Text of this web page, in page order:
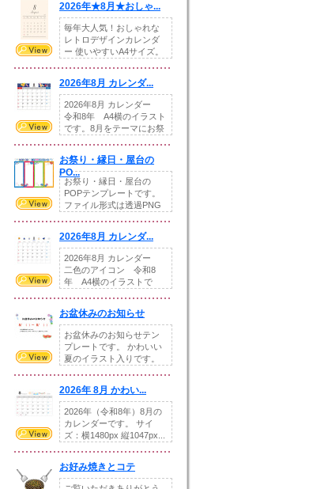
2026年★8月★おしゃ...
毎年大人気！おしゃれな
レトロデザインカレンダ
ー 使いやすいA4サイズ。
2026年8月 カレンダ...
2026年8月 カレンダー
令和8年 A4横のイラスト
です。8月をテーマにお祭
お祭り・縁日・屋台の
PO...
お祭り・縁日・屋台の
POPテンプレートです。
ファイル形式は透過PNG
2026年8月 カレンダ...
2026年8月 カレンダー
二色のアイコン 令和8
年 A4横のイラストで
お盆休みのお知らせ
お盆休みのお知らせテン
プレートです。 かわいい
夏のイラスト入りです。
2026年 8月 かわい...
2026年（令和8年）8月の
カレンダーです。 サイ
ズ：横1480px 縦1047px...
お好み焼きとコテ